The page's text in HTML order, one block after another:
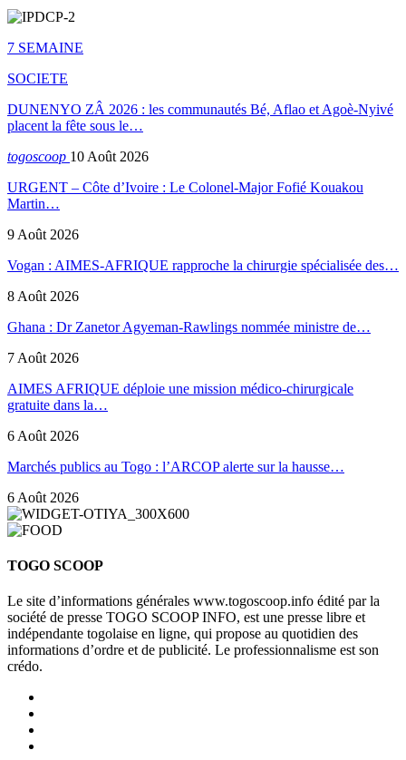
7 SEMAINE
SOCIETE
DUNENYO ZÂ 2026 : les communautés Bé, Aflao et Agoè-Nyivé
placent la fête sous le…
togoscoop 10 Août 2026
URGENT – Côte d’Ivoire : Le Colonel-Major Fofié Kouakou
Martin…
9 Août 2026
Vogan : AIMES-AFRIQUE rapproche la chirurgie spécialisée des…
8 Août 2026
Ghana : Dr Zanetor Agyeman-Rawlings nommée ministre de…
7 Août 2026
AIMES AFRIQUE déploie une mission médico-chirurgicale
gratuite dans la…
6 Août 2026
Marchés publics au Togo : l’ARCOP alerte sur la hausse…
6 Août 2026
TOGO SCOOP
Le site d’informations générales www.togoscoop.info édité par la
société de presse TOGO SCOOP INFO, est une presse libre et
indépendante togolaise en ligne, qui propose au quotidien des
informations d’ordre et de publicité. Le professionnalisme est son
crédo.